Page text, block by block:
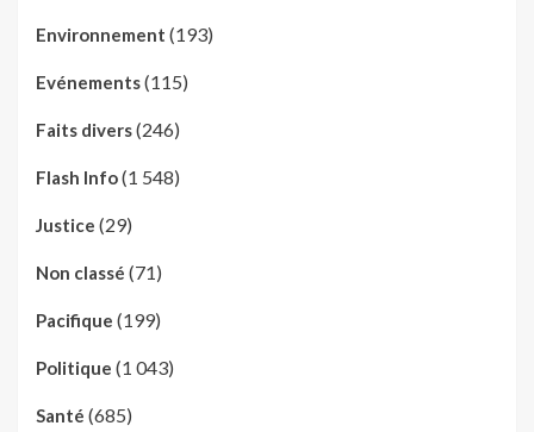
Environnement (193)
Evénements(115)
Faits divers(246)
Flash Info(1 548)
Justice (29)
Non classé (71)
Pacifique (199)
Politique (1 043)
Santé (685)